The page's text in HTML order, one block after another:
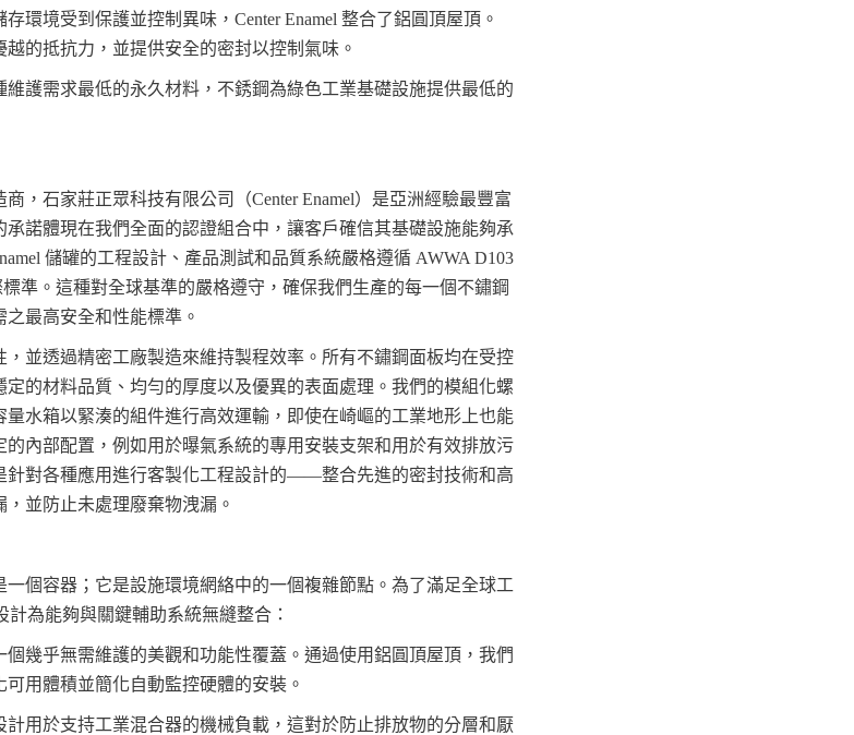
環境受到保護並控制異味，Center Enamel 整合了鋁圓頂屋頂。
的抵抗力，並提供安全的密封以控制氣味。
護需求最低的永久材料，不銹鋼為綠色工業基礎設施提供最低的
，石家莊正眾科技有限公司（Center Enamel）是亞洲經驗最豐富
諾體現在我們全面的認證組合中，讓客戶確信其基礎設施能夠承
儲罐的工程設計、產品測試和品質系統嚴格遵循 AWWA D103
準。這種對全球基準的嚴格遵守，確保我們生產的每一個不鏽鋼
最高安全和性能標準。
並透過精密工廠製造來維持製程效率。所有不鏽鋼面板均在受控
的材料品質、均勻的厚度以及優異的表面處理。我們的模組化螺
水箱以緊湊的組件進行高效運輸，即使在崎嶇的工業地形上也能
內部配置，例如用於曝氣系統的專用安裝支架和用於有效排放污
針對各種應用進行客製化工程設計的——整合先進的密封技術和高
並防止未處理廢棄物洩漏。
個容器；它是設施環境網絡中的一個複雜節點。為了滿足全球工
計為能夠與關鍵輔助系統無縫整合：
幾乎無需維護的美觀和功能性覆蓋。通過使用鋁圓頂屋頂，我們
用體積並簡化自動監控硬體的安裝。
用於支持工業混合器的機械負載，這對於防止排放物的分層和厭